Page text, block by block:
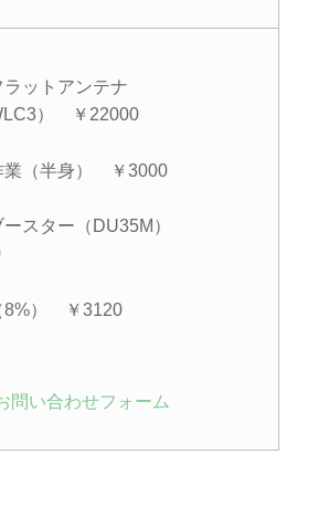
ットアンテナ
） ￥22000
業（半身） ￥3000
ースター（DU35M）
8%） ￥3120
問い合わせフォーム